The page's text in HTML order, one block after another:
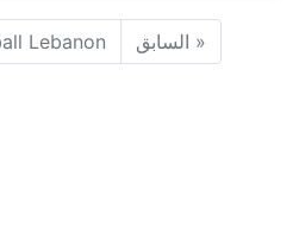
« السابق Lebanon